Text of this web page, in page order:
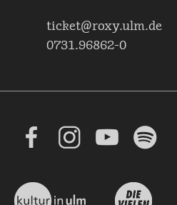
ticket@roxy.ulm.de
0731.96862-0